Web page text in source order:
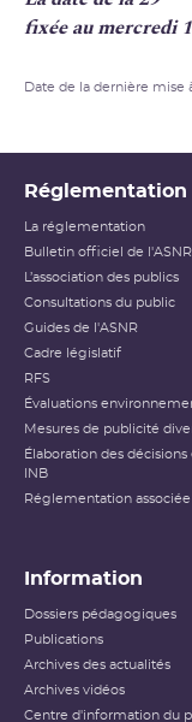
fixée au mercredi
Date de la dernière mise
Réglementation
La réglementation
Bulletin officiel de l'ASNR
L’association des publics
Consultations du public
Guides de l'ASNR
Cadre législatif
RFS
Évaluations
Mesures de publicité
Élaboration des
INB
Réglementation associée
Information
Dossiers pédagogiques
Publications
Archives des actualités
Archives vidéos
Centre d'information du